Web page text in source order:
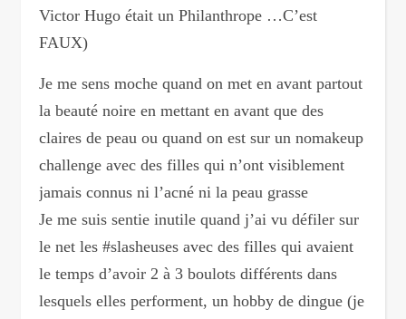
Victor Hugo était un Philanthrope …C’est
FAUX)
Je me sens moche quand on met en avant partout
la beauté noire en mettant en avant que des
claires de peau ou quand on est sur un nomakeup
challenge avec des filles qui n’ont visiblement
jamais connus ni l’acné ni la peau grasse
Je me suis sentie inutile quand j’ai vu défiler sur
le net les #slasheuses avec des filles qui avaient
le temps d’avoir 2 à 3 boulots différents dans
lesquels elles performent, un hobby de dingue (je